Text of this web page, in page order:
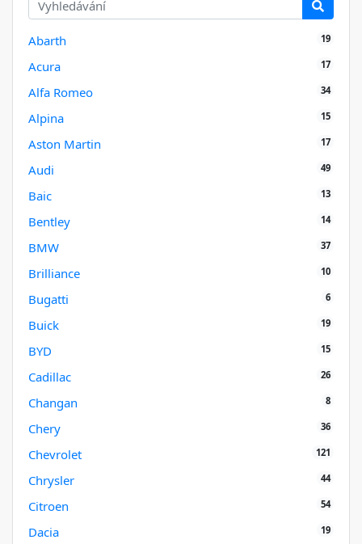
Abarth 19
Acura 17
Alfa Romeo 34
Alpina 15
Aston Martin 17
Audi 49
Baic 13
Bentley 14
BMW 37
Brilliance 10
Bugatti 6
Buick 19
BYD 15
Cadillac 26
Changan 8
Chery 36
Chevrolet 121
Chrysler 44
Citroen 54
Dacia 19